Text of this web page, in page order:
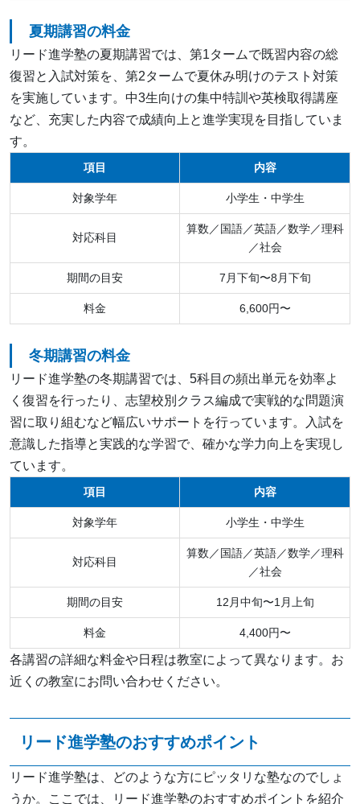
夏期講習の料金
リード進学塾の夏期講習では、第1タームで既習内容の総
復習と入試対策を、第2タームで夏休み明けのテスト対策
を実施しています。中3生向けの集中特訓や英検取得講座
など、充実した内容で成績向上と進学実現を目指していま
す。
項目 内容
対象学年 小学生・中学生
対応科目
算数／国語／英語／数学／理科
／社会
期間の目安 7月下旬〜8月下旬
料金 6,600円〜
冬期講習の料金
リード進学塾の冬期講習では、5科目の頻出単元を効率よ
く復習を行ったり、志望校別クラス編成で実戦的な問題演
習に取り組むなど幅広いサポートを行っています。入試を
意識した指導と実践的な学習で、確かな学力向上を実現し
ています。
項目 内容
対象学年 小学生・中学生
対応科目
算数／国語／英語／数学／理科
／社会
期間の目安 12月中旬〜1月上旬
料金 4,400円〜
各講習の詳細な料金や日程は教室によって異なります。お
近くの教室にお問い合わせください。
リード進学塾のおすすめポイント
リード進学塾は、どのような方にピッタリな塾なのでしょ
うか。ここでは、リード進学塾のおすすめポイントを紹介